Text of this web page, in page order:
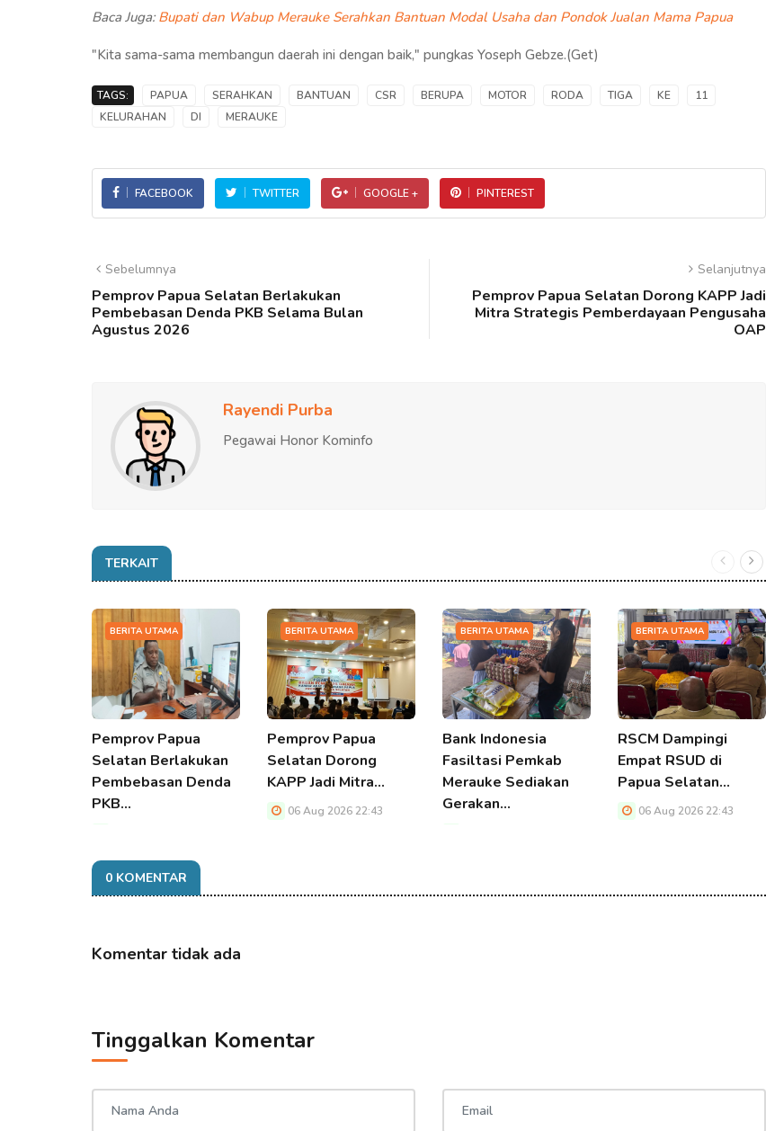
Baca Juga:Bupati dan Wabup Merauke Serahkan Bantuan Modal Usaha dan Pondok Jualan Mama Papua
"Kita sama-sama membangun daerah ini dengan baik," pungkas Yoseph Gebze.(Get)
TAGS: PAPUA SERAHKAN BANTUAN CSR BERUPA MOTOR RODA TIGA KE
11
KELURAHAN
DI MERAUKE
FACEBOOK TWITTER GOOGLE + PINTEREST
Sebelumnya
Pemprov Papua Selatan Berlakukan
Pembebasan Denda PKB Selama Bulan
Agustus 2026
Selanjutnya
Pemprov Papua Selatan Dorong KAPP Jadi
Mitra Strategis Pemberdayaan Pengusaha
OAP
Rayendi Purba
Pegawai Honor Kominfo
TERKAIT
BERITA UTAMA
Pemprov Papua
Selatan Berlakukan
Pembebasan Denda
PKB…
BERITA UTAMA
Pemprov Papua
Selatan Dorong
KAPP Jadi Mitra…
06 Aug 2026 22:43
BERITA UTAMA
Bank Indonesia
Fasiltasi Pemkab
Merauke Sediakan
Gerakan…
BERITA UTAMA
RSCM Dampingi
Empat RSUD di
Papua Selatan…
06 Aug 2026 22:43
0 KOMENTAR
Komentar tidak ada
Tinggalkan Komentar